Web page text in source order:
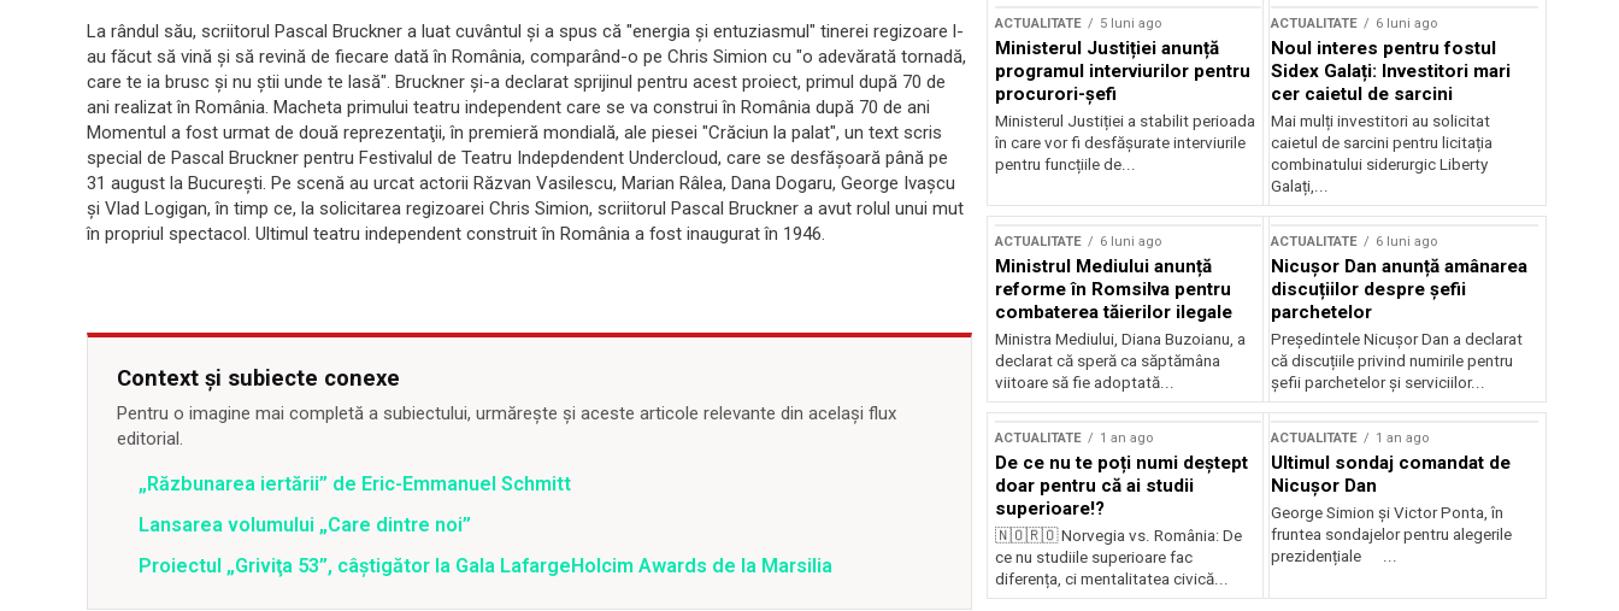
La rândul său, scriitorul Pascal Bruckner a luat cuvântul şi a spus că "energia şi entuziasmul" tinerei regizoare l-
au făcut să vină şi să revină de fiecare dată în România, comparând-o pe Chris Simion cu "o adevărată tornadă,
care te ia brusc şi nu ştii unde te lasă". Bruckner şi-a declarat sprijinul pentru acest proiect, primul după 70 de
ani realizat în România. Macheta primului teatru independent care se va construi în România după 70 de ani
Momentul a fost urmat de două reprezentaţii, în premieră mondială, ale piesei "Crăciun la palat", un text scris
special de Pascal Bruckner pentru Festivalul de Teatru Indepdendent Undercloud, care se desfăşoară până pe
31 august la Bucureşti. Pe scenă au urcat actorii Răzvan Vasilescu, Marian Râlea, Dana Dogaru, George Ivaşcu
şi Vlad Logigan, în timp ce, la solicitarea regizoarei Chris Simion, scriitorul Pascal Bruckner a avut rolul unui mut
în propriul spectacol. Ultimul teatru independent construit în România a fost inaugurat în 1946.
Context și subiecte conexe
Pentru o imagine mai completă a subiectului, urmărește și aceste articole relevante din același flux
editorial.
„Răzbunarea iertării” de Eric-Emmanuel Schmitt
Lansarea volumului „Care dintre noi”
Proiectul „Griviţa 53”, câştigător la Gala LafargeHolcim Awards de la Marsilia
ACTUALITATE 5 luni ago
Ministerul Justiției anunță
programul interviurilor pentru
procurori-șefi
Ministerul Justiției a stabilit perioada
în care vor fi desfășurate interviurile
pentru funcțiile de...
ACTUALITATE 6 luni ago
Noul interes pentru fostul
Sidex Galați: Investitori mari
cer caietul de sarcini
Mai mulți investitori au solicitat
caietul de sarcini pentru licitația
combinatului siderurgic Liberty
Galați,...
ACTUALITATE 6 luni ago
Ministrul Mediului anunță
reforme în Romsilva pentru
combaterea tăierilor ilegale
Ministra Mediului, Diana Buzoianu, a
declarat că speră ca săptămâna
viitoare să fie adoptată...
ACTUALITATE 6 luni ago
Nicușor Dan anunță amânarea
discuțiilor despre șefii
parchetelor
Președintele Nicușor Dan a declarat
că discuțiile privind numirile pentru
șefii parchetelor și serviciilor...
ACTUALITATE 1 an ago
De ce nu te poți numi deștept
doar pentru că ai studii
superioare!?
🇳🇴🇷🇴 Norvegia vs. România: De
ce nu studiile superioare fac
diferența, ci mentalitatea civică...
ACTUALITATE 1 an ago
Ultimul sondaj comandat de
Nicușor Dan
George Simion și Victor Ponta, în
fruntea sondajelor pentru alegerile
prezidențiale ...